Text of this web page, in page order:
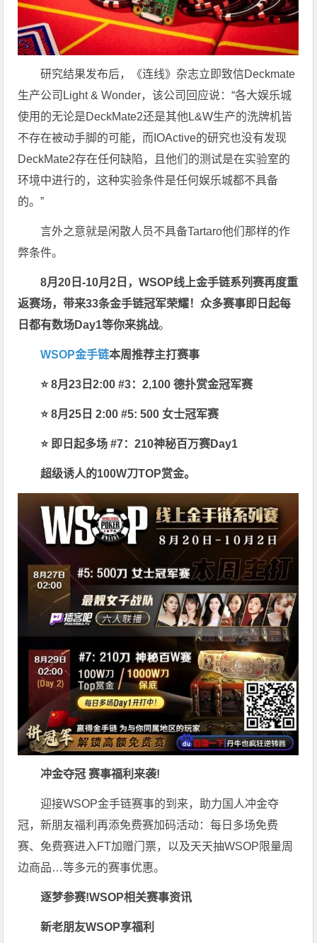
研究结果发布后，《连线》杂志立即致信Deckmate
生产公司Light & Wonder，该公司回应说：“各大娱乐城
使用的无论是DeckMate2还是其他L&W生产的洗牌机皆
不存在被动手脚的可能，而IOActive的研究也没有发现
DeckMate2存在任何缺陷，且他们的测试是在实验室的
环境中进行的，这种实验条件是任何娱乐城都不具备
的。”
言外之意就是闲散人员不具备Tartaro他们那样的作
弊条件。
8月20日-10月2日，WSOP线上金手链系列赛再度重
返赛场，带来33条金手链冠军荣耀！众多赛事即日起每
日都有数场Day1等你来挑战。
WSOP金手链本周推荐主打赛事
⭐ 8月23日2:00 #3：2,100 德扑赏金冠军赛
⭐ 8月25日 2:00 #5: 500 女士冠军赛
⭐ 即日起多场 #7：210神秘百万赛Day1
超级诱人的100W刀TOP赏金。
冲金夺冠 赛事福利来袭!
迎接WSOP金手链赛事的到来，助力国人冲金夺
冠，新朋友福利再添免费赛加码活动：每日多场免费
赛、免费赛进入FT加赠门票，以及天天抽WSOP限量周
边商品…等多元的赛事优惠。
逐梦参赛!WSOP相关赛事资讯
新老朋友WSOP享福利